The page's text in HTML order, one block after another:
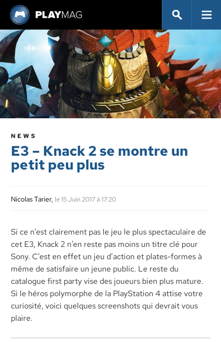
NEWS
E3 – Knack 2 se montre un
petit peu plus
Nicolas Tarier, le 15 Juin 2017 à 17:20
Si ce n’est clairement pas le jeu le plus spectaculaire de
cet E3, Knack 2 n’en reste pas moins un titre clé pour
Sony. C’est en effet un jeu d’action et plates-formes à
même de satisfaire un jeune public. Le reste du
catalogue first party vise des joueurs bien plus mature.
Si le héros polymorphe de la PlayStation 4 attise votre
curiosité, voici quelques screenshots qui devrait vous
plaire.